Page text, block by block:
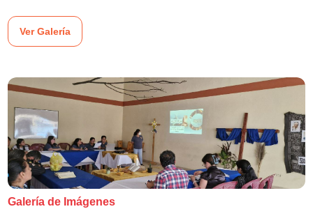
Ver Galería
Galería de Imágenes